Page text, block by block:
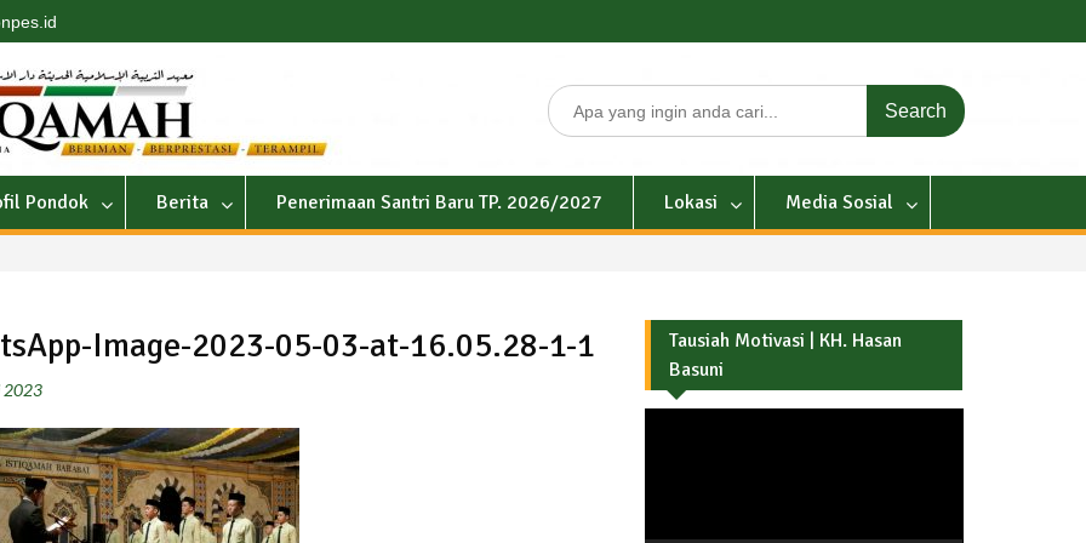
Search
for:
Pondok Berita Penerimaan Santri Baru TP. 2026/2027 Lokasi Media Sosial
Image-2023-05-03-at-16.05.28-1-1
2023
Tausiah Motivasi | KH. Hasan
Basuni